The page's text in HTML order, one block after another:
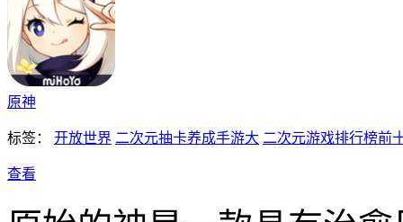
原神
标签： 开放世界 二次元抽卡养成手游大 二次元游戏排行榜前
查看